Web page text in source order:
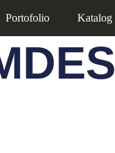
Portofolio Katalog